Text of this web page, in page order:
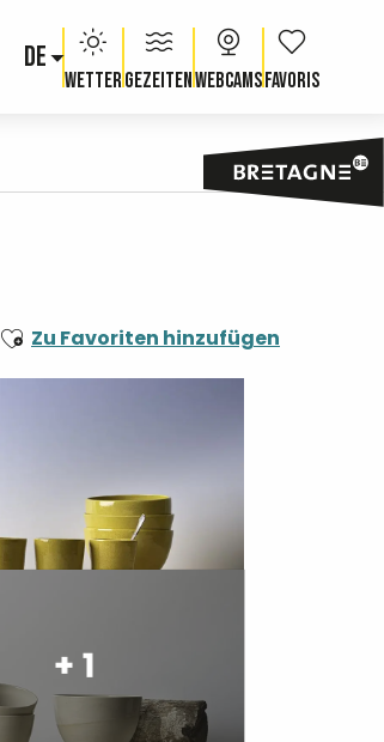
DE
WetterGezeitenWebcams Voir les
Ajouter aux favoris
Zu Favoriten hinzufügen
+ 1